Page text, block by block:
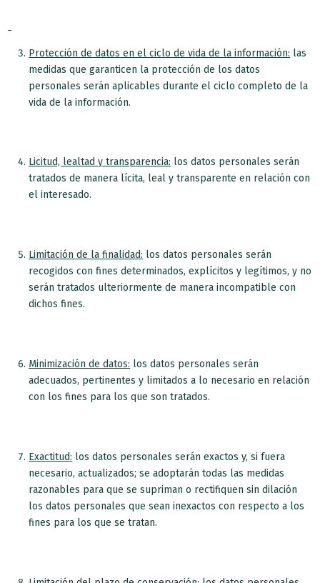
Protección de datos en el ciclo de vida de la información: las
medidas que garanticen la protección de los datos
personales serán aplicables durante el ciclo completo de la
vida de la información.
Licitud, lealtad y transparencia: los datos personales serán
tratados de manera lícita, leal y transparente en relación con
el interesado.
Limitación de la finalidad: los datos personales serán
recogidos con fines determinados, explícitos y legítimos, y no
serán tratados ulteriormente de manera incompatible con
dichos fines.
Minimización de datos: los datos personales serán
adecuados, pertinentes y limitados a lo necesario en relación
con los fines para los que son tratados.
Exactitud: los datos personales serán exactos y, si fuera
necesario, actualizados; se adoptarán todas las medidas
razonables para que se supriman o rectifiquen sin dilación
los datos personales que sean inexactos con respecto a los
fines para los que se tratan.